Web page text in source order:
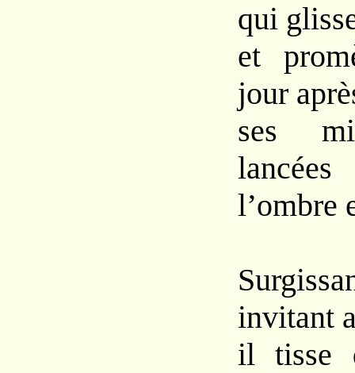
qui
et
jour
ses
l’ombre
invitant
il tisse